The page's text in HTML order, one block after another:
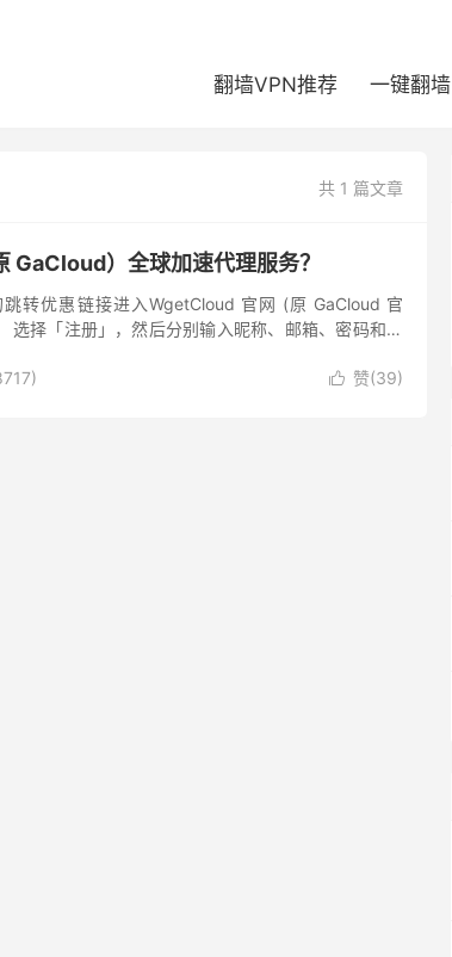
翻墙VPN推荐 一键翻墙
共 1 篇文章
）全球加速代理服务？
转优惠链接进入WgetCloud 官网 (原 GaCloud 官
选择「注册」，然后分别输入昵称、邮箱、密码和验
 赞(39)